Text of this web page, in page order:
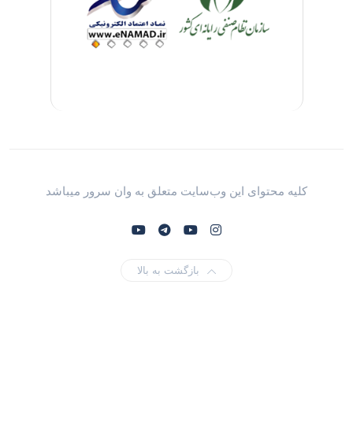
کلیه محتوای این وب‌سایت متعلق به وان سرور میباشد
بازگشت به بالا